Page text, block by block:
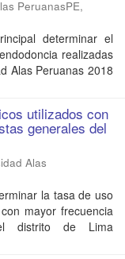
PeruanasPE,
determinar el
realizadas
Alas Peruanas 2018
utilizados con
generales del
Alas
la tasa de uso
mayor frecuencia
distrito de Lima